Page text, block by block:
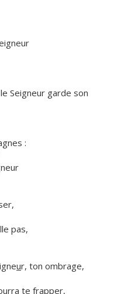
Seigneur garde son
:
pas,
ur, ton ombrage,
a te frapper,